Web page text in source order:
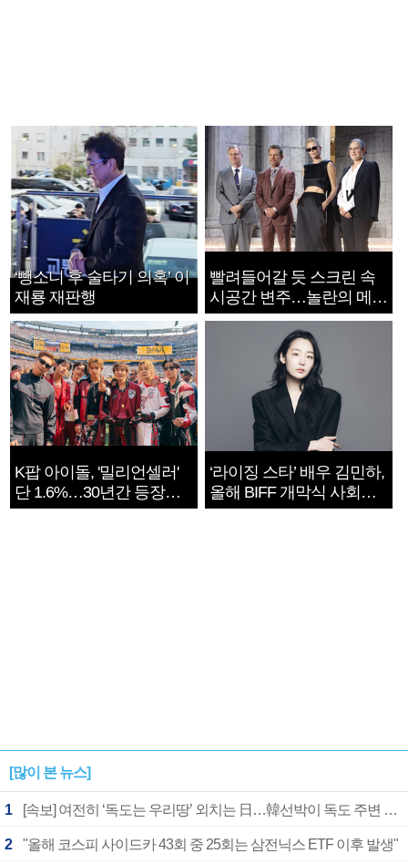
‘뺑소니 후 술타기 의혹’ 이
재룡 재판행
빨려들어갈 듯 스크린 속
시공간 변주…놀란의 메시
지는 ‘전쟁 속죄’
K팝 아이돌, '밀리언셀러'
단 1.6%…30년간 등장
1182개팀 전수조사
‘라이징 스타’ 배우 김민하,
올해 BIFF 개막식 사회자
확정
[많이 본 뉴스]
1 [속보] 여전히 ‘독도는 우리땅’ 외치는 日…韓선박이 독도 주변 해양조사 활동하자 반발
2 "올해 코스피 사이드카 43회 중 25회는 삼전닉스 ETF 이후 발생"